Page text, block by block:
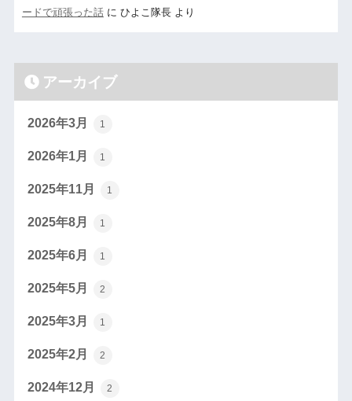
ードで頑張った話に ひよこ隊長より
アーカイブ
2026年3月 1
2026年1月 1
2025年11月 1
2025年8月 1
2025年6月 1
2025年5月 2
2025年3月 1
2025年2月 2
2024年12月 2